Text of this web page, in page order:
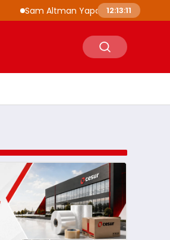
Sam Altman Yapay Zeka Gelişiminde Fren
12:13:12